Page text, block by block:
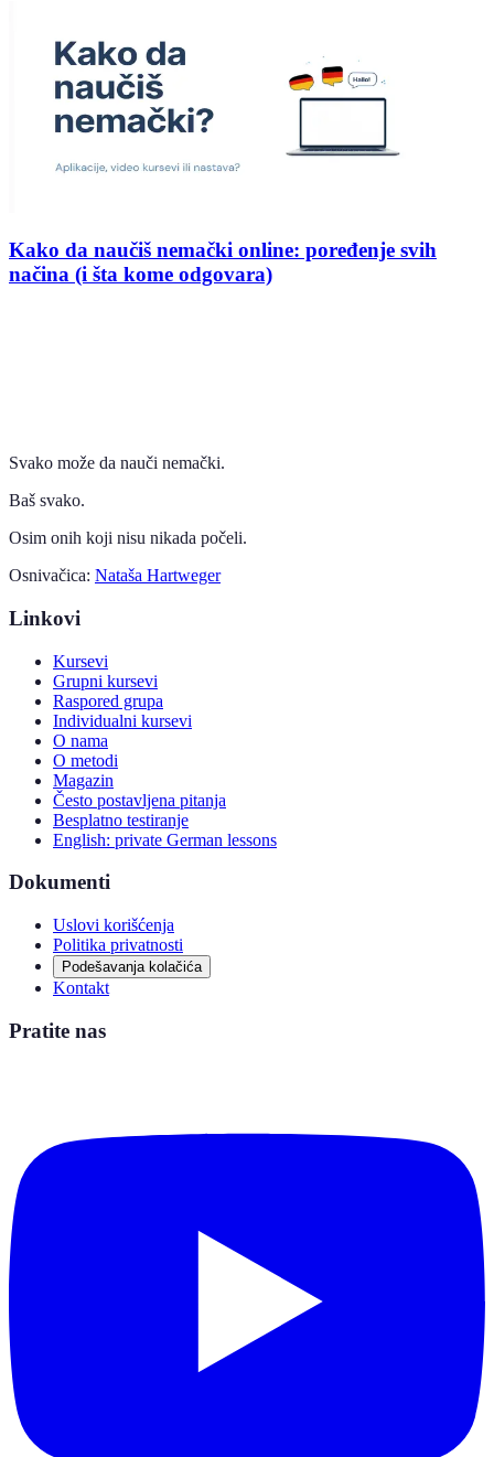
Kako da naučiš nemački online: poređenje svih
načina (i šta kome odgovara)
Svako može da nauči nemački.
Baš svako.
Osim onih koji nisu nikada počeli.
Osnivačica: Nataša Hartweger
Linkovi
Kursevi
Grupni kursevi
Raspored grupa
Individualni kursevi
O nama
O metodi
Magazin
Često postavljena pitanja
Besplatno testiranje
English: private German lessons
Dokumenti
Uslovi korišćenja
Politika privatnosti
Podešavanja kolačića
Kontakt
Pratite nas